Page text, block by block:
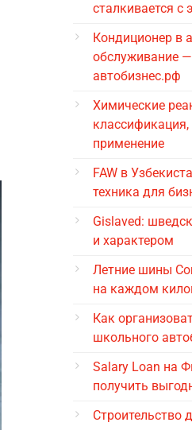
сталкивается с
Кондиционер в
обслуживание
автобизнес.рф
Химические
классификация,
применение
FAW в
техника для
Gislaved:
и характером
Летние шины
на каждом
Как
школьного
Salary Loan на
получить
Строительство